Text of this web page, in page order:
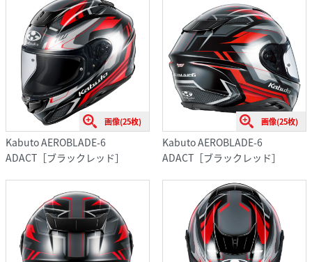
画像(25枚)
Kabuto AEROBLADE-6
ADACT［ブラックレッド］
画像(25枚)
Kabuto AEROBLADE-6
ADACT［ブラックレッド］